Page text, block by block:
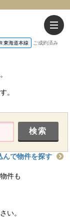
東海道本線 ご成約済み
。
んで物件を探す
件も
い。